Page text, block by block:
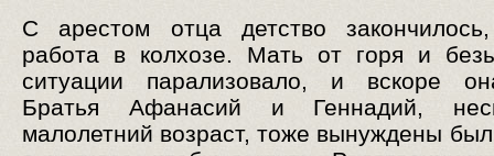
С арестом отца детство
работа в колхозе. Мать от горя и
ситуации парализовало, и вскоре
Братья Афанасий и Геннадий,
малолетний возраст, тоже вынуждены